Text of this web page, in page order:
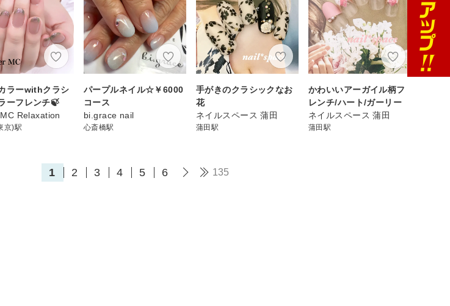
ラーwithクラシ
ーフレンチ🍃
Relaxation
京)駅
パープルネイル☆￥6000
コース
bi.grace nail
心斎橋駅
手がきのクラシックなお
花
ネイルスペース 蒲田
蒲田駅
かわいいアーガイル柄フ
レンチ/ハート/ガーリー
ネイルスペース 蒲田
蒲田駅
1 2 3 4 5 6 135